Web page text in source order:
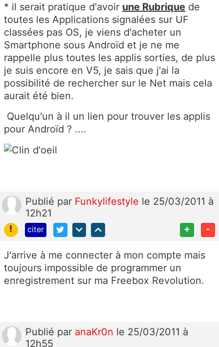
* il serait pratique d'avoir une Rubrique de
toutes les Applications signalées sur UF
classées pas OS, je viens d'acheter un
Smartphone sous Androïd et je ne me
rappelle plus toutes les applis sorties, de plus
je suis encore en V5, je sais que j'ai la
possibilité de rechercher sur le Net mais cela
aurait été bien.
Quelqu'un à il un lien pour trouver les applis
pour Androïd ? ....
Publié par Funkylifestyle le 25/03/2011 à
12h21
!
citer + -
J'arrive à me connecter à mon compte mais
toujours impossible de programmer un
enregistrement sur ma Freebox Revolution.
Publié par anaKr0n le 25/03/2011 à
12h55